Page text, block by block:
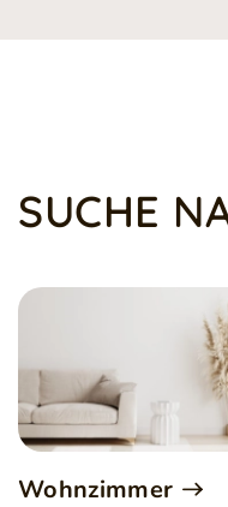
SUCHE
Wohnzimmer